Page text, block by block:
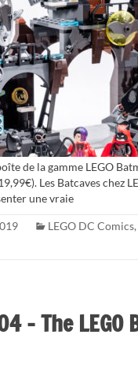
de la gamme LEGO
Les Batcaves chez
une vraie
LEGO DC Comics,
– The